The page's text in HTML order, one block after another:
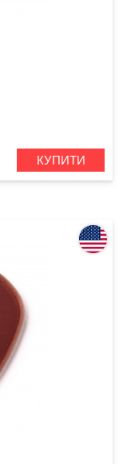
КУПИТИ